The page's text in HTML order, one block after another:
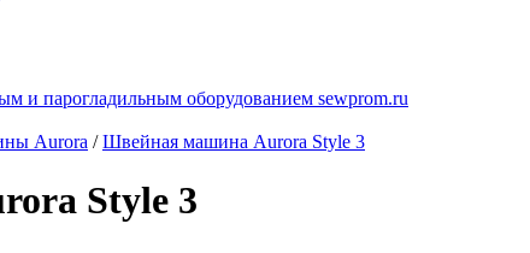
Aurora /Швейная машина Aurora Style 3
Style 3